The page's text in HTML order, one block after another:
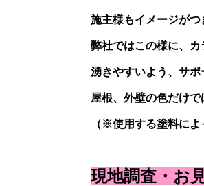
施主様もイメージがつ
弊社ではこの様に、
湧きやすいよう、サポ
屋根、外壁の色だけで
（※使用する塗料によ
現地調査・お